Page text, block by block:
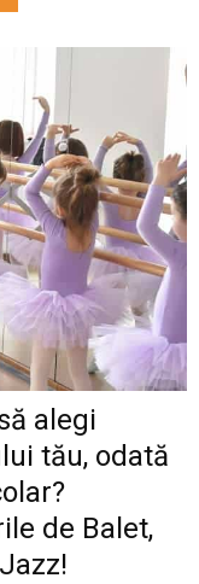
alegi
tău, odată
de Balet,